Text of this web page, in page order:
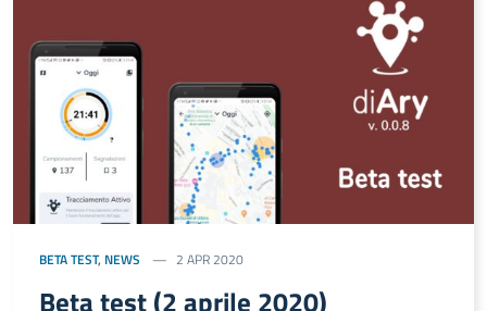
BETA TEST, NEWS 2 APR 2020
Beta test (2 aprile 2020)